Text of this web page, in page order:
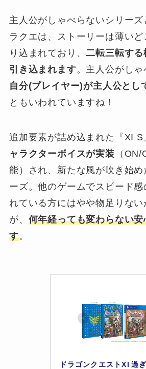
主人公がしゃべらないシリーズ
ラクエは、ストーリーは薄い
り込まれており、二転三転す
引き込まれます。主人公がしゃ
自分(プレイヤー)が主人公とし
ともいわれていますね！
追加要素が詰め込まれた『XI S
ャラクターボイスが実装 （
能）され、新たな風が吹き始め
ーズ。他のゲームでスピード
れている方にはやや物足りな
が、 何年経っても変わらない
す。
ドラゴンクエストXI 過